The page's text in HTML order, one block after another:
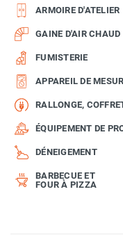
ARMOIRE D'ATELIER
GAINE D'AIR
FUMISTERIE
APPAREIL DE
RALLONGE,
ÉQUIPEMENT DE
DÉNEIGEMENT
BARBECUE ET
FOUR À PIZZA